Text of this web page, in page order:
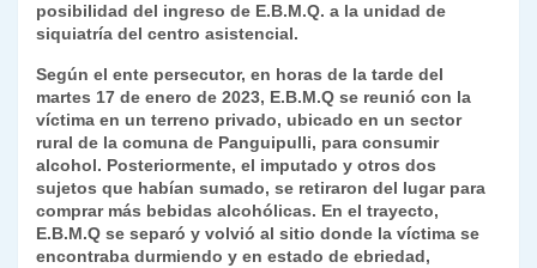
posibilidad del ingreso de E.B.M.Q. a la unidad de
siquiatría del centro asistencial.
Según el ente persecutor, en horas de la tarde del
martes 17 de enero de 2023, E.B.M.Q se reunió con la
víctima en un terreno privado, ubicado en un sector
rural de la comuna de Panguipulli, para consumir
alcohol. Posteriormente, el imputado y otros dos
sujetos que habían sumado, se retiraron del lugar para
comprar más bebidas alcohólicas. En el trayecto,
E.B.M.Q se separó y volvió al sitio donde la víctima se
encontraba durmiendo y en estado de ebriedad,